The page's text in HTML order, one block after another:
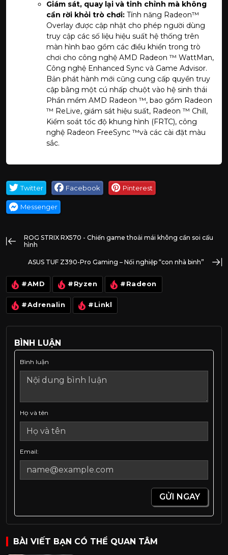
Giám sát, quay lại và tinh chỉnh mà không
cần rời khỏi trò chơi: Tính năng Radeon™
Overlay được cập nhật cho phép người dùng
truy cập các số liệu hiệu suất hệ thống trên
màn hình bao gồm các điều khiển trong trò
chơi cho công nghệ AMD Radeon ™ WattMan,
Công nghệ Enhanced Sync và Game Advisor.
Bản phát hành mới cũng cung cấp quyền truy
cập bằng một cú nhấp chuột vào hệ sinh thái
Phần mềm AMD Radeon ™, bao gồm Radeon
™ ReLive, giám sát hiệu suất, Radeon ™ Chill,
Kiểm soát tốc độ khung hình (FRTC), công
nghệ Radeon FreeSync ™và các cài đặt màu
sắc.
Twitter Facebook Pinterest
Messenger
ROG STRIX RX570 - Chiến game thoải mái không cần soi cấu
hình
ASUS TUF Z390-Pro Gaming – Nối nghiệp “con nhà binh”
#AMD #Ryzen #Radeon
#Adrenalin #Linkl
BÌNH LUẬN
Bình luận
Họ và tên
Email:
GỬI NGAY
BÀI VIẾT BẠN CÓ THỂ QUAN TÂM